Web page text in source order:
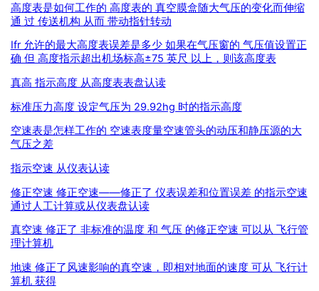
高度表是如何工作的 高度表的 真空膜盒随大气压的变化而伸缩
通 过 传送机构 从而 带动指针转动
Ifr 允许的最大高度表误差是多少 如果在气压窗的 气压值设置正
确 但 高度指示超出机场标高±75 英尺 以上，则该高度表
真高 指示高度 从高度表表盘认读
标准压力高度 设定气压为 29.92hg 时的指示高度
空速表是怎样工作的 空速表度量空速管头的动压和静压源的大
气压之差
指示空速 从仪表认读
修正空速 修正空速——修正了 仪表误差和位置误差 的指示空速
通过人工计算或从仪表盘认读
真空速 修正了 非标准的温度 和 气压 的修正空速 可以从 飞行管
理计算机
地速 修正了风速影响的真空速，即相对地面的速度 可从 飞行计
算机 获得